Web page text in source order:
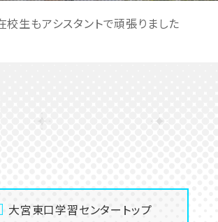
生もアシスタントで頑張りました
大宮東口学習センタートップ